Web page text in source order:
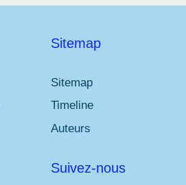
Sitemap
Sitemap
Timeline
Auteurs
Suivez-nous